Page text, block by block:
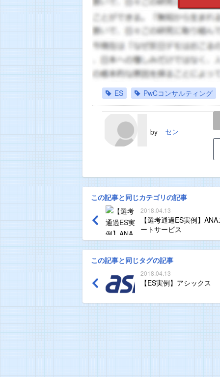
ES PwCコンサルティング
by セン
LINE
この記事と同じカテゴリの記事
2018.04.13
【選考通過ES実例】
ートサービス
この記事と同じタグの記事
2018.04.13
【ES実例】アシックス